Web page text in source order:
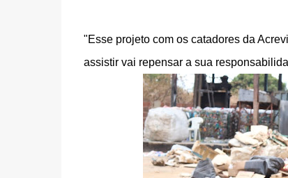
"Esse projeto com os catadores da
assistir vai repensar a sua